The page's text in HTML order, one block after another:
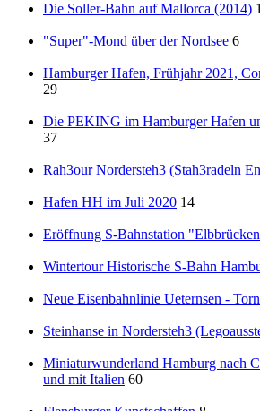
Die Soller-Bahn auf Mallorca (2014)
"Super"-Mond über der Nordsee 6
Hamburger Hafen, Frühjahr 2021,
29
Die PEKING im Hamburger Hafen
37
Rah3our Nordersteh3 (Stah3radeln
Hafen HH im Juli 2020 14
Eröffnung S-Bahnstation
Wintertour Historische S-Bahn
Neue Eisenbahnlinie Ueternsen -
Steinhanse in Nordersteh3
Miniaturwunderland Hamburg nach
und mit Italien 60